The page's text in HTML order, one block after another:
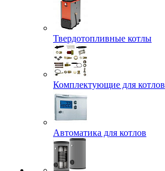
Твердотопливные котлы
Комплектующие для котлов
Автоматика для котлов